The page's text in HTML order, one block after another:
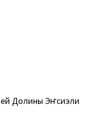
Долины Эҥсиэли